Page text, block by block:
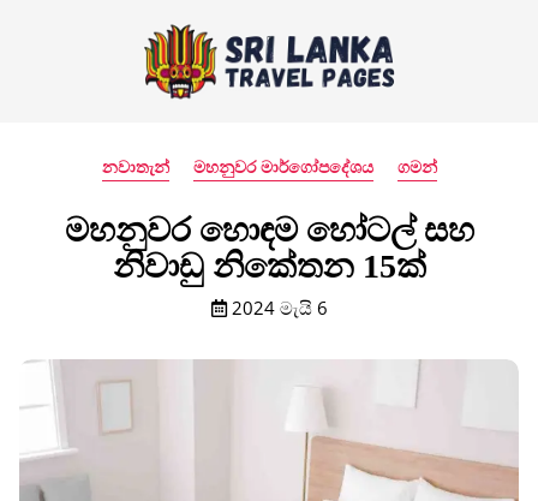
නවාතැන් මහනුවර මාර්ගෝපදේශය ගමන්
මහනුවර හොඳම හෝටල් සහ
නිවාඩු නිකේතන 15ක්
2024 මැයි 6